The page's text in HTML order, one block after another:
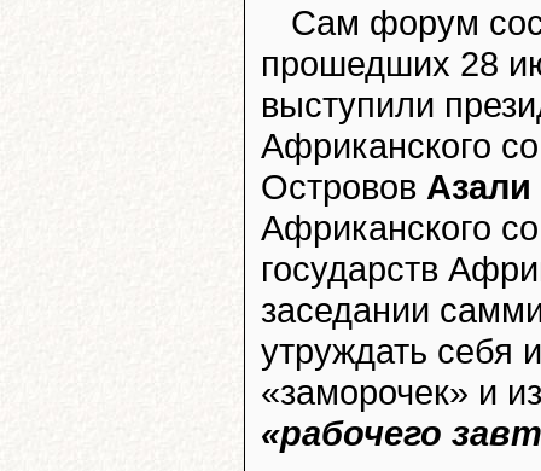
Сам форум
прошедших 28
выступили
Африканского
Островов
Африканского
государств
заседании
утруждать себя
«заморочек» и
«рабочего